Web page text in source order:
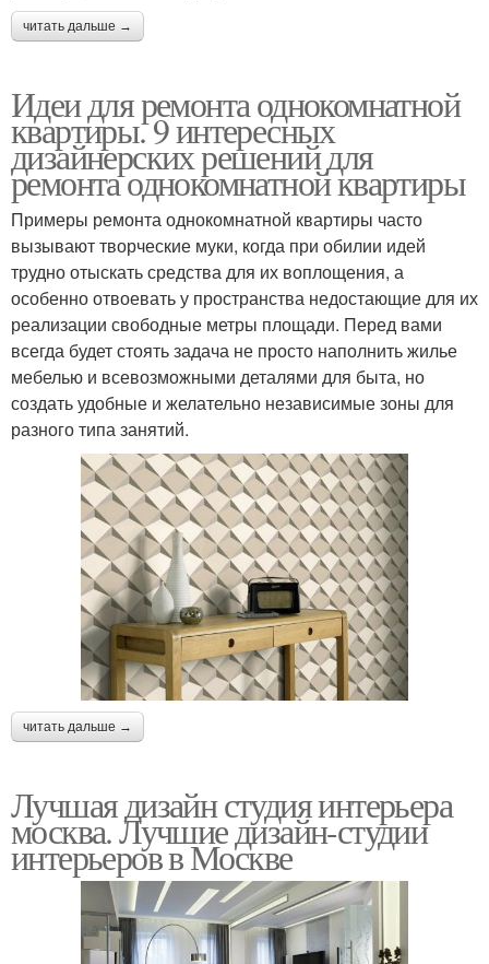
читать дальше →
Идеи для ремонта однокомнатной
квартиры. 9 интересных
дизайнерских решений для
ремонта однокомнатной квартиры
Примеры ремонта однокомнатной квартиры часто
вызывают творческие муки, когда при обилии идей
трудно отыскать средства для их воплощения, а
особенно отвоевать у пространства недостающие для их
реализации свободные метры площади. Перед вами
всегда будет стоять задача не просто наполнить жилье
мебелью и всевозможными деталями для быта, но
создать удобные и желательно независимые зоны для
разного типа занятий.
читать дальше →
Лучшая дизайн студия интерьера
москва. Лучшие дизайн-студии
интерьеров в Москве